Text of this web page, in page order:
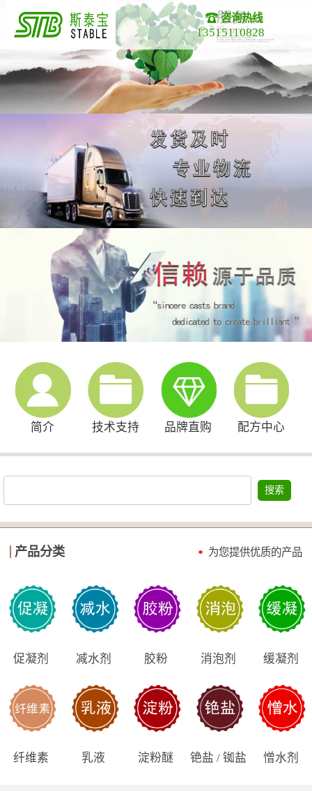
咨询热线
13515110828
简介 技术支持 品牌直购 配方中心
搜索
产品分类 为您提供优质的产品
促凝剂 减水剂 胶粉 消泡剂 缓凝剂
纤维素 乳液 淀粉醚 铯盐 / 铷盐 憎水剂